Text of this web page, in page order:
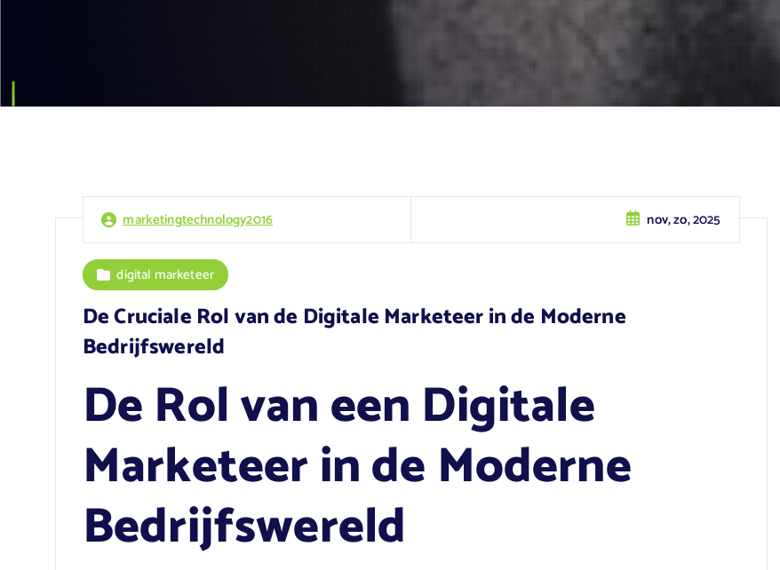
marketingtechnology2016 nov, zo, 2025
digital marketeer
De Cruciale Rol van de Digitale Marketeer in de Moderne
Bedrijfswereld
De Rol van een Digitale
Marketeer in de Moderne
Bedrijfswereld